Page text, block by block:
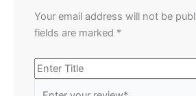
Your email address will not be
fields are marked *